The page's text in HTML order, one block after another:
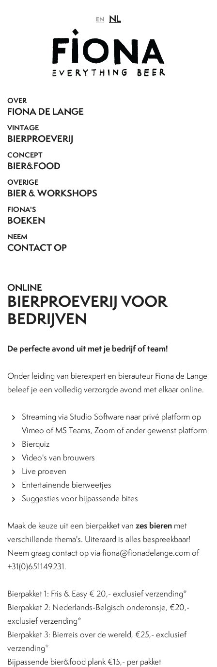
EN NL
OVER
FIONA DE LANGE
VINTAGE
BIERPROEVERIJ
CONCEPT
BIER&FOOD
OVERIGE
BIER & WORKSHOPS
FIONA'S
BOEKEN
NEEM
CONTACT OP
ONLINE
BIERPROEVERIJ VOOR
BEDRIJVEN
De perfecte avond uit met je bedrijf of team!
Onder leiding van bierexpert en bierauteur Fiona de Lange
beleef je een volledig verzorgde avond met elkaar online.
Streaming via Studio Software naar privé platform op
Vimeo of MS Teams, Zoom of ander gewenst platform
Bierquiz
Video's van brouwers
Live proeven
Entertainende bierweetjes
Suggesties voor bijpassende bites
Maak de keuze uit een bierpakket van zes bieren met
verschillende thema's. Uiteraard is alles bespreekbaar!
Neem graag contact op via fiona@fionadelange.com of
+31(0)651149231.
Bierpakket 1: Fris & Easy € 20,- exclusief verzending*
Bierpakket 2: Nederlands-Belgisch onderonsje, €20,-
exclusief verzending*
Bierpakket 3: Bierreis over de wereld, €25,- exclusief
verzending*
Bijpassende bier&food plank €15,- per pakket